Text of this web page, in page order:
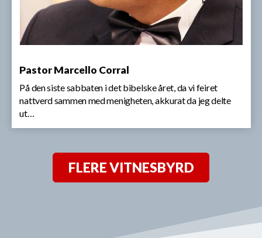
Pastor Marcello Corral
På den siste sabbaten i det bibelske året, da vi feiret
nattverd sammen med menigheten, akkurat da jeg delte
ut…
FLERE VITNESBYRD